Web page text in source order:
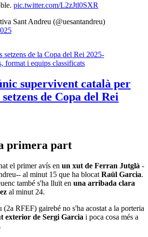
pic.twitter.com/L2zJtl0SXR
Sant Andreu (@uesantandreu)
primera part
el primer avís en un xut de Ferran Jutglà -
al minut 15 que ha blocat Raül Garcia.
també s'ha lluït en una arribada clara
al minut 24.
(2a RFEF) gairebé no s'ha acostat a la porteria
exterior de Sergi Garcia i poca cosa més a